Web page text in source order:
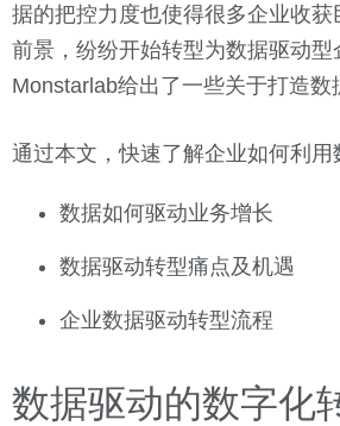
据的把控力度也使得很多企业收
前景，纷纷开始转型为数据驱动
Monstarlab给出了一些关于打造数
通过本文，快速了解企业如何利用
数据如何驱动业务增长
数据驱动转型痛点及机遇
企业数据驱动转型流程
数据驱动的数字化